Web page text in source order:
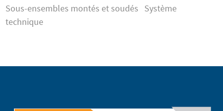
Sous-ensembles montés et soudés
Système
technique